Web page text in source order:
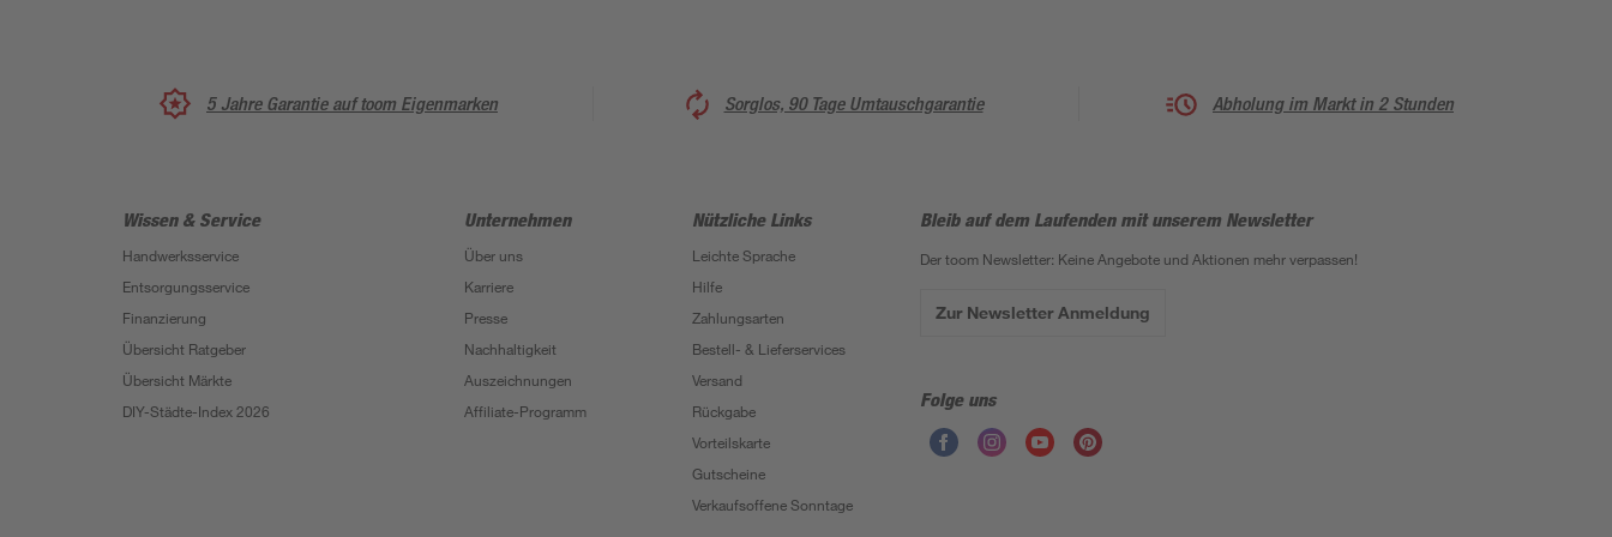
5 Jahre Garantie auf toom Eigenmarken Sorglos, 90 Tage Umtauschgarantie Abholung im Markt in 2 Stunden
Wissen & Service
Handwerksservice
Entsorgungsservice
Finanzierung
Übersicht Ratgeber
Übersicht Märkte
DIY-Städte-Index 2026
Unternehmen
Über uns
Karriere
Presse
Nachhaltigkeit
Auszeichnungen
Affiliate-Programm
Nützliche Links
Leichte Sprache
Hilfe
Zahlungsarten
Bestell- & Lieferservices
Versand
Rückgabe
Vorteilskarte
Gutscheine
Verkaufsoffene Sonntage
Bleib auf dem Laufenden mit unserem Newsletter
Der toom Newsletter: Keine Angebote und Aktionen mehr verpassen!
Zur Newsletter Anmeldung
Folge uns